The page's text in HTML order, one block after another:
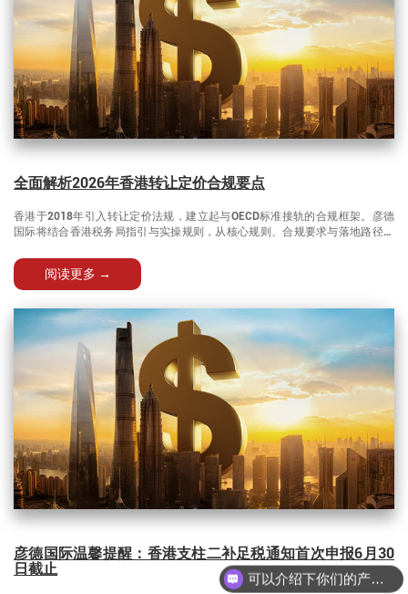
全面解析2026年香港转让定价合规要点
香港于2018年引入转让定价法规，建立起与OECD标准接轨的合规框架。彦德
国际将结合香港税务局指引与实操规则，从核心规则、合规要求与落地路径多
阅读更多 →
彦德国际温馨提醒：香港支柱二补足税通知首次申报6月30
日截止
可以介绍下你们的产品么